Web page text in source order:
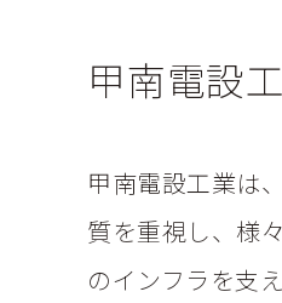
甲南電設
甲南電設工業は
質を重視し、様
のインフラを支